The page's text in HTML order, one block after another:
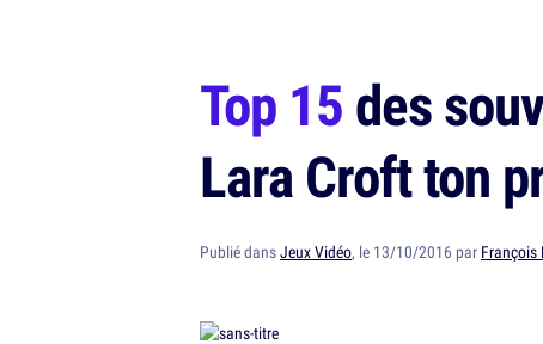
Top 15des
Lara Croft ton
Publié dansJeux Vidéo, le 13/10/2016 par François